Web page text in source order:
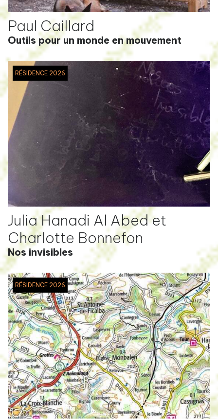
Paul Caillard
Outils pour un monde en mouvement
RÉSIDENCE 2026
Julia Hanadi Al Abed et
Charlotte Bonnefon
Nos invisibles
RÉSIDENCE 2026